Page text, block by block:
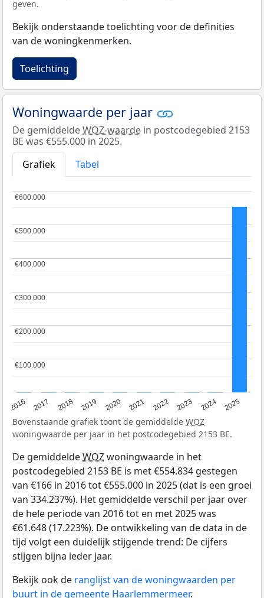
geven.
Bekijk onderstaande toelichting voor de definities
van de woningkenmerken.
Toelichting
Woningwaarde per jaar
De gemiddeldeWOZ-waarde in postcodegebied 2153
BE was €555.000 in 2025.
Grafiek
Tabel
2016 2017 2018 2019 2020 2021 2022 2023 2024 2025
€100.000
€100.000
€200.000
€200.000
€300.000
€300.000
€400.000
€400.000
€500.000
€500.000
€600.000
€600.000
Bovenstaande grafiek toont de gemiddelde WOZ
woningwaarde per jaar in het postcodegebied 2153 BE.
De gemiddeldeWOZwoningwaarde in het
postcodegebied 2153 BE is met €554.834 gestegen
van €166 in 2016 tot €555.000 in 2025 (dat is een groei
van 334.237%). Het gemiddelde verschil per jaar over
de hele periode van 2016 tot en met 2025 was
€61.648 (17.223%). De ontwikkeling van de data in de
tijd volgt een duidelijk stijgende trend: De cijfers
stijgen bijna ieder jaar.
Bekijk ook de ranglijst van de woningwaarden per
buurt in de gemeente Haarlemmermeer.